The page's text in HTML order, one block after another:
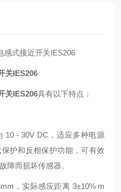
关IES206
关IES206具有以下特点：
10 - 30V DC，适应多种电源
护和反相保护功能，可有效
障而损坏传感器。
，实际感应距离 3±10% m